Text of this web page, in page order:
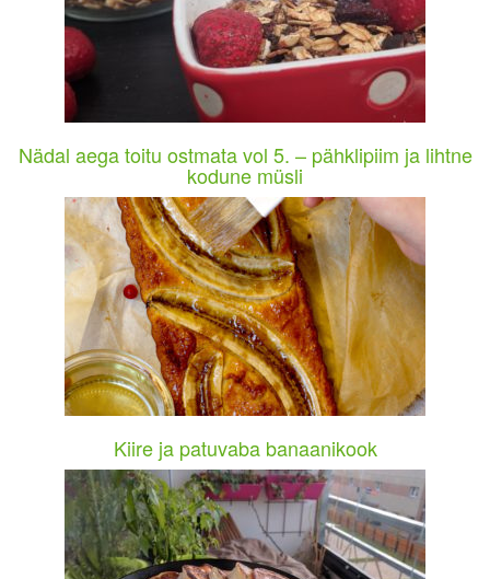
Nädal aega toitu ostmata vol 5. – pähklipiim ja lihtne
kodune müsli
Kiire ja patuvaba banaanikook